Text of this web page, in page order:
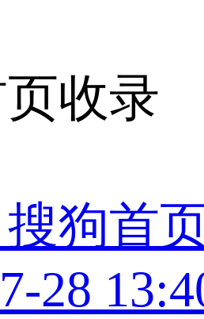
收录
狗首
28